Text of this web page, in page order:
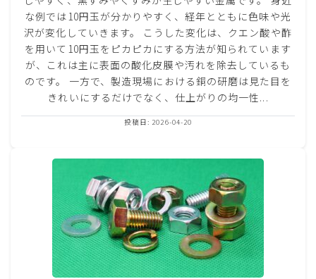
な例では10円玉が分かりやすく、経年とともに色味や光
沢が変化していきます。 こうした変化は、クエン酸や酢
を用いて10円玉をピカピカにする方法が知られています
が、これは主に表面の酸化皮膜や汚れを除去しているも
のです。 一方で、製造現場における銅の研磨は見た目を
きれいにするだけでなく、仕上がりの均一性...
投稿日: 2026-04-20